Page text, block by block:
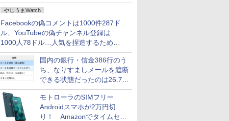
やじうまWatch
Facebookの偽コメントは1000件287ド
ル、YouTubeの偽チャンネル登録は
1000人78ドル…人気を捏造するための
価格リストが公開中
国内の銀行・信金386行のう
ち、なりすましメールを遮断
できる状態だったのは26.7％
にとどまる～GMOブランド
セキュリティ調査
モトローラのSIMフリー
Androidスマホが2万円切
り！ Amazonでタイムセー